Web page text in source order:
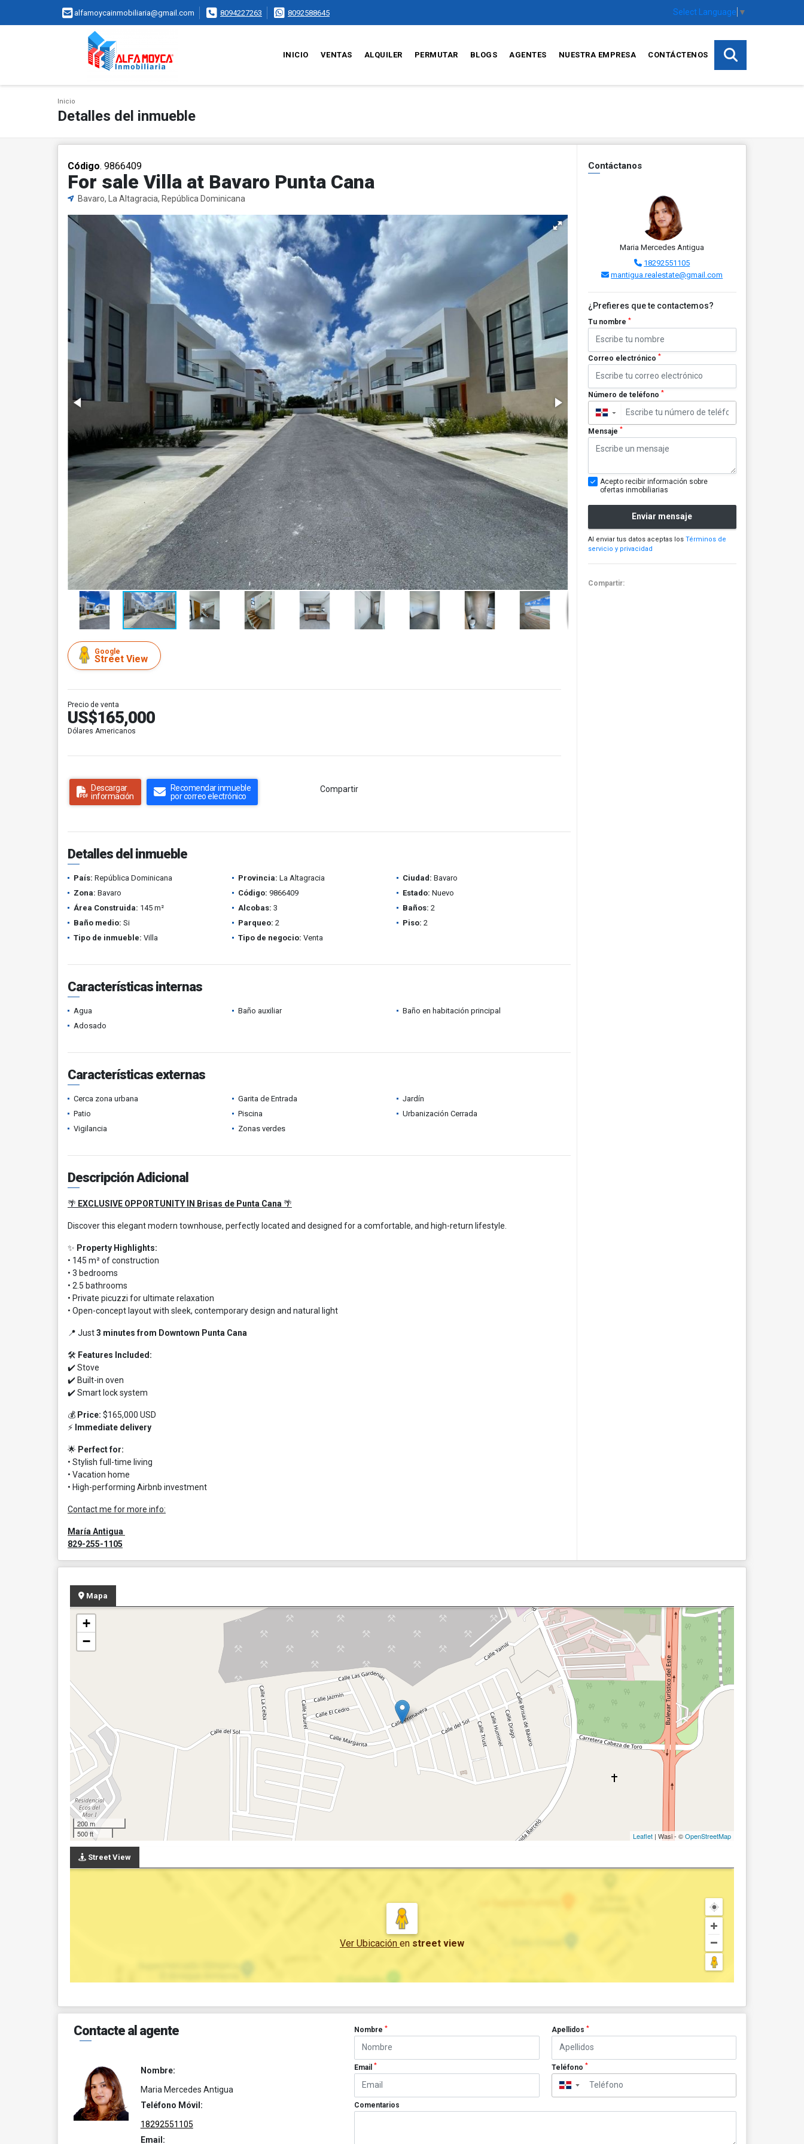
alfamoycainmobiliaria@gmail.com 8094227263 8092588645 Select Language ▼
INICIO VENTAS ALQUILER PERMUTAR BLOGS AGENTES NUESTRA EMPRESA CONTÁCTENOS
Inicio
Detalles del inmueble
Código. 9866409
For sale Villa at Bavaro Punta Cana
Bavaro, La Altagracia, República Dominicana
Google
Street View
Precio de venta
US$165,000
Dólares Americanos
Descargar
información
Recomendar inmueble
por correo electrónico
Compartir
Detalles del inmueble
País: República Dominicana Provincia: La Altagracia Ciudad: Bavaro
Zona: Bavaro Código: 9866409 Estado: Nuevo
Área Construida: 145 m² Alcobas: 3 Baños: 2
Baño medio: Si Parqueo: 2 Piso: 2
Tipo de inmueble: Villa Tipo de negocio: Venta
Características internas
Agua Baño auxiliar
Baño en habitación principal
Adosado
Características externas
Cerca zona urbana Garita de Entrada
Jardín
Patio
Piscina
Urbanización Cerrada
Vigilancia
Zonas verdes
Descripción Adicional
🌴 EXCLUSIVE OPPORTUNITY IN Brisas de Punta Cana 🌴
Discover this elegant modern townhouse, perfectly located and designed for a comfortable, and high-return lifestyle.
✨ Property Highlights:
• 145 m² of construction
• 3 bedrooms
• 2.5 bathrooms
• Private picuzzi for ultimate relaxation
• Open-concept layout with sleek, contemporary design and natural light
📍 Just3 minutes from Downtown Punta Cana
🛠️ Features Included:
✔️ Stove
✔️ Built-in oven
✔️ Smart lock system
💰 Price: $165,000 USD
⚡ Immediate delivery
🌟 Perfect for:
• Stylish full-time living
• Vacation home
• High-performing Airbnb investment
Contact me for more info:
María Antigua
829-255-1105
Contáctanos
Maria Mercedes Antigua
18292551105
mantigua.realestate@gmail.com
¿Prefieres que te contactemos?
Tu nombre *
Correo electrónico *
Número de teléfono *
▼
Mensaje *
Acepto recibir información sobre
ofertas inmobiliarias
Enviar mensaje
Al enviar tus datos aceptas los Términos de
servicio y privacidad
Compartir:
Mapa
+
−
200 m
500 ft
Leaflet | Wasi - ©OpenStreetMap
Street View
Ver Ubicación en street view
Contacte al agente
Nombre:
Maria Mercedes Antigua
Teléfono Móvil:
18292551105
Email:
Nombre* Apellidos *
Email* Teléfono *
▼
Comentarios